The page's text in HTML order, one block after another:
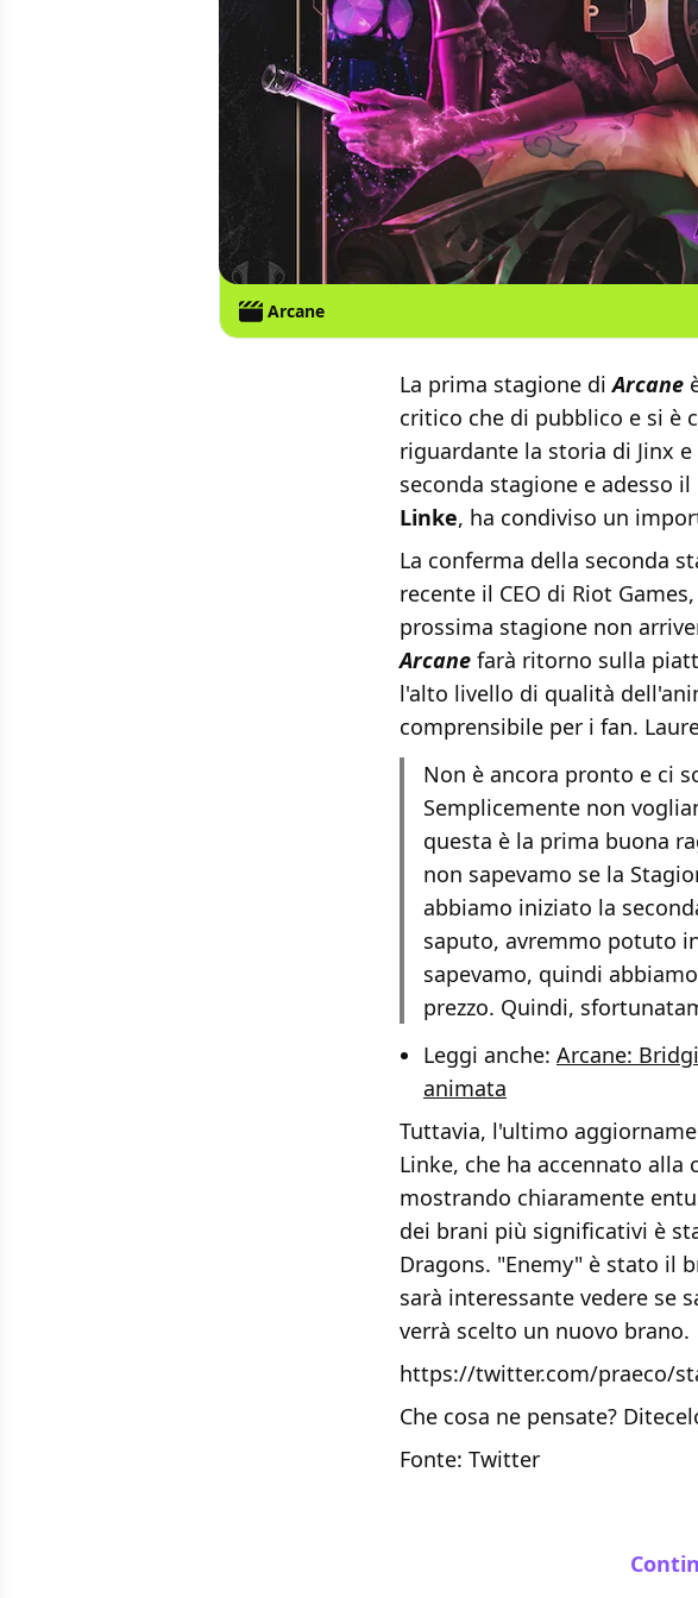
Arcane
La prima stagione diArcane
critico che di pubblico e si è
riguardante la storia di Jinx
seconda stagione e adesso
Linke, ha condiviso un
La conferma della seconda
recente il CEO di Riot
prossima stagione non
Arcane farà ritorno sulla
l'alto livello di qualità
comprensibile per i fan.
Non è ancora pronto e ci
Semplicemente non
questa è la prima buona
non sapevamo se la
abbiamo iniziato la
saputo, avremmo potuto
sapevamo, quindi
prezzo. Quindi,
Leggi anche: Arcane:
animata
Tuttavia, l'ultimo
Linke, che ha accennato
mostrando chiaramente
dei brani più significativi è
Dragons. "Enemy" è stato il
sarà interessante vedere se
verrà scelto un nuovo brano.
https://twitter.com/praeco/
Che cosa ne pensate?
Fonte: Twitter